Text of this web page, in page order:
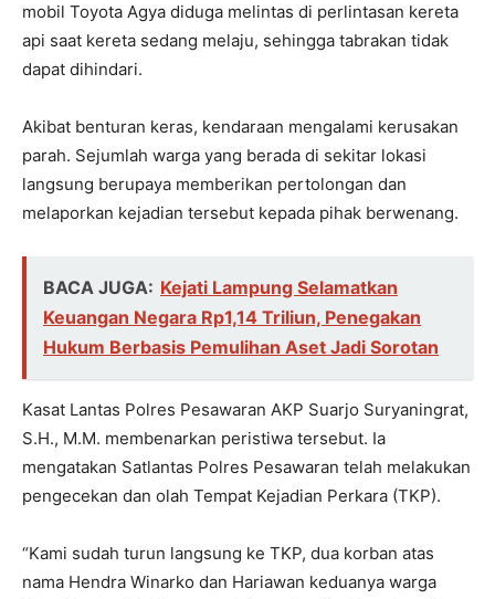
mobil Toyota Agya diduga melintas di perlintasan kereta
api saat kereta sedang melaju, sehingga tabrakan tidak
dapat dihindari.
Akibat benturan keras, kendaraan mengalami kerusakan
parah. Sejumlah warga yang berada di sekitar lokasi
langsung berupaya memberikan pertolongan dan
melaporkan kejadian tersebut kepada pihak berwenang.
BACA JUGA: Kejati Lampung Selamatkan
Keuangan Negara Rp1,14 Triliun, Penegakan
Hukum Berbasis Pemulihan Aset Jadi Sorotan
Kasat Lantas Polres Pesawaran AKP Suarjo Suryaningrat,
S.H., M.M. membenarkan peristiwa tersebut. Ia
mengatakan Satlantas Polres Pesawaran telah melakukan
pengecekan dan olah Tempat Kejadian Perkara (TKP).
“Kami sudah turun langsung ke TKP, dua korban atas
nama Hendra Winarko dan Hariawan keduanya warga